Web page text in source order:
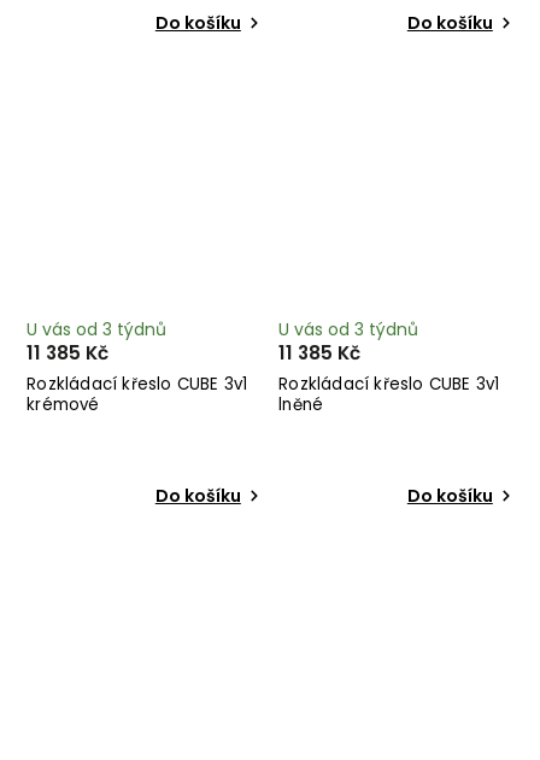
Do košíku Do košíku
Rozkládací křeslo CUBE 3v1
krémové
U vás od 3 týdnů
11 385 Kč
Do košíku
Rozkládací křeslo CUBE 3v1
lněné
U vás od 3 týdnů
11 385 Kč
Do košíku